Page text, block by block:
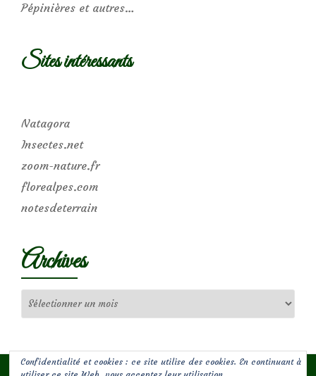
Pépinières et autres…
Sites intéressants
Natagora
Insectes.net
zoom-nature.fr
florealpes.com
notesdeterrain
Archives
Confidentialité et cookies : ce site utilise des cookies. En continuant à